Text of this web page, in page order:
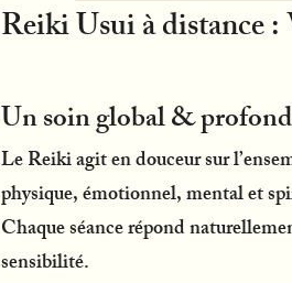
Reiki Usui à distance :
Un soin global & profond
Le Reiki agit en douceur sur
physique, émotionnel, mental et
Chaque séance répond
sensibilité.